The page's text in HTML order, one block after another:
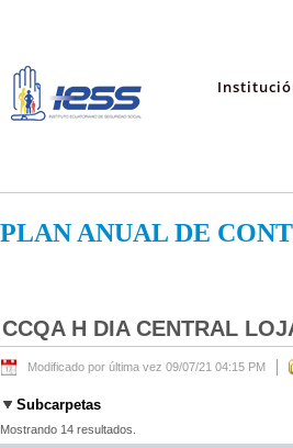
PLAN ANUAL DE
CCQA H DIA CENTRAL
Modificado por última vez 09/07/21 04:15 PM
Subcarpetas
Mostrando 14 resultados.